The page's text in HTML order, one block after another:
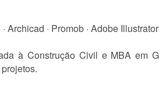
Archicad · Promob · Adobe Illustrator
à Construção Civil e MBA em